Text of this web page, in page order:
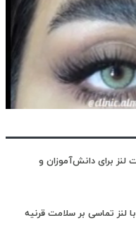
لنز برای دانش‌آموزان و
لنز تماسی بر سلامت قرنیه